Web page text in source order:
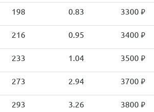
198 0.83 3300 руб.
216 0.95 3400 руб.
233 1.04 3500 руб.
273 2.94 3700 руб.
293 3.26 3800 руб.